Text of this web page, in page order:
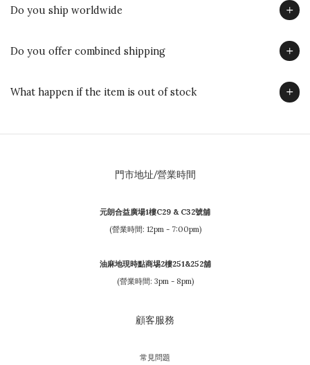
Do you ship worldwide
Do you offer combined shipping
What happen if the item is out of stock
門市地址/營業時間
元朗合益廣場1樓C29 & C32號舖
(營業時間: 12pm - 7:00pm)
油麻地現時點商埸2樓251&252舖
(營業時間: 3pm - 8pm)
顧客服務
常見問題